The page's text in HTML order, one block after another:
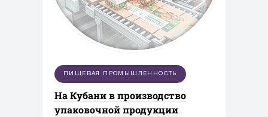
ПИЩЕВАЯ ПРОМЫШЛЕННОСТЬ
На Кубани в производство
упаковочной продукции